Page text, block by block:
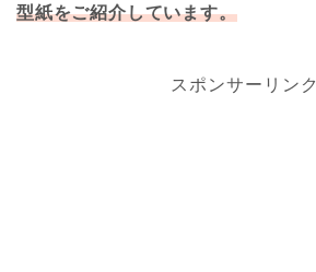
型紙をご紹介しています。
スポンサーリンク